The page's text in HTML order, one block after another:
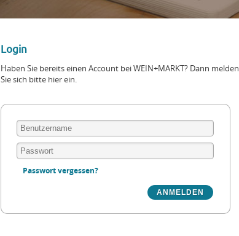
Login
Haben Sie bereits einen Account bei WEIN+MARKT? Dann melden
Sie sich bitte hier ein.
Passwort vergessen?